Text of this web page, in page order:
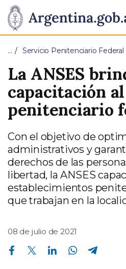
Presidencia
de
la
Nación
Pasar al contenido principal
… Servicio Penitenciario Federal
La ANSES
capacitación
penitenciario
Con el objetivo de
administrativos y
derechos de las
libertad, la ANSES
establecimientos
que trabajan en la
08 de julio de 2021
Compartir en Facebook Compartir en Twitter Compartir en Linkedin Compartir en Whatsapp